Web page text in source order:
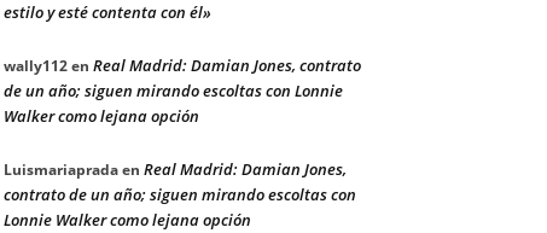
estilo y esté contenta con él»
wally112en Real Madrid: Damian Jones, contrato
de un año; siguen mirando escoltas con Lonnie
Walker como lejana opción
Luismariapradaen Real Madrid: Damian Jones,
contrato de un año; siguen mirando escoltas con
Lonnie Walker como lejana opción